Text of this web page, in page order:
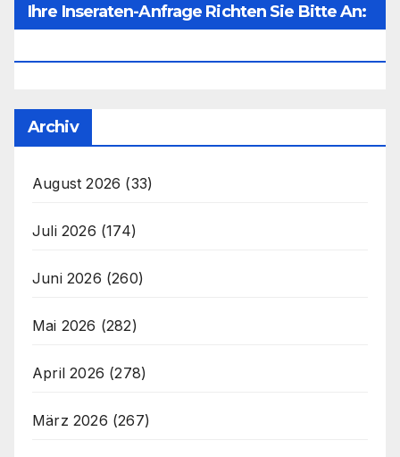
Ihre Inseraten-Anfrage Richten Sie Bitte An:
Archiv
August 2026 (33)
Juli 2026 (174)
Juni 2026 (260)
Mai 2026 (282)
April 2026 (278)
März 2026 (267)